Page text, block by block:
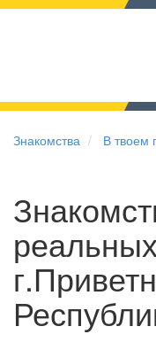
Знакомства В твоем